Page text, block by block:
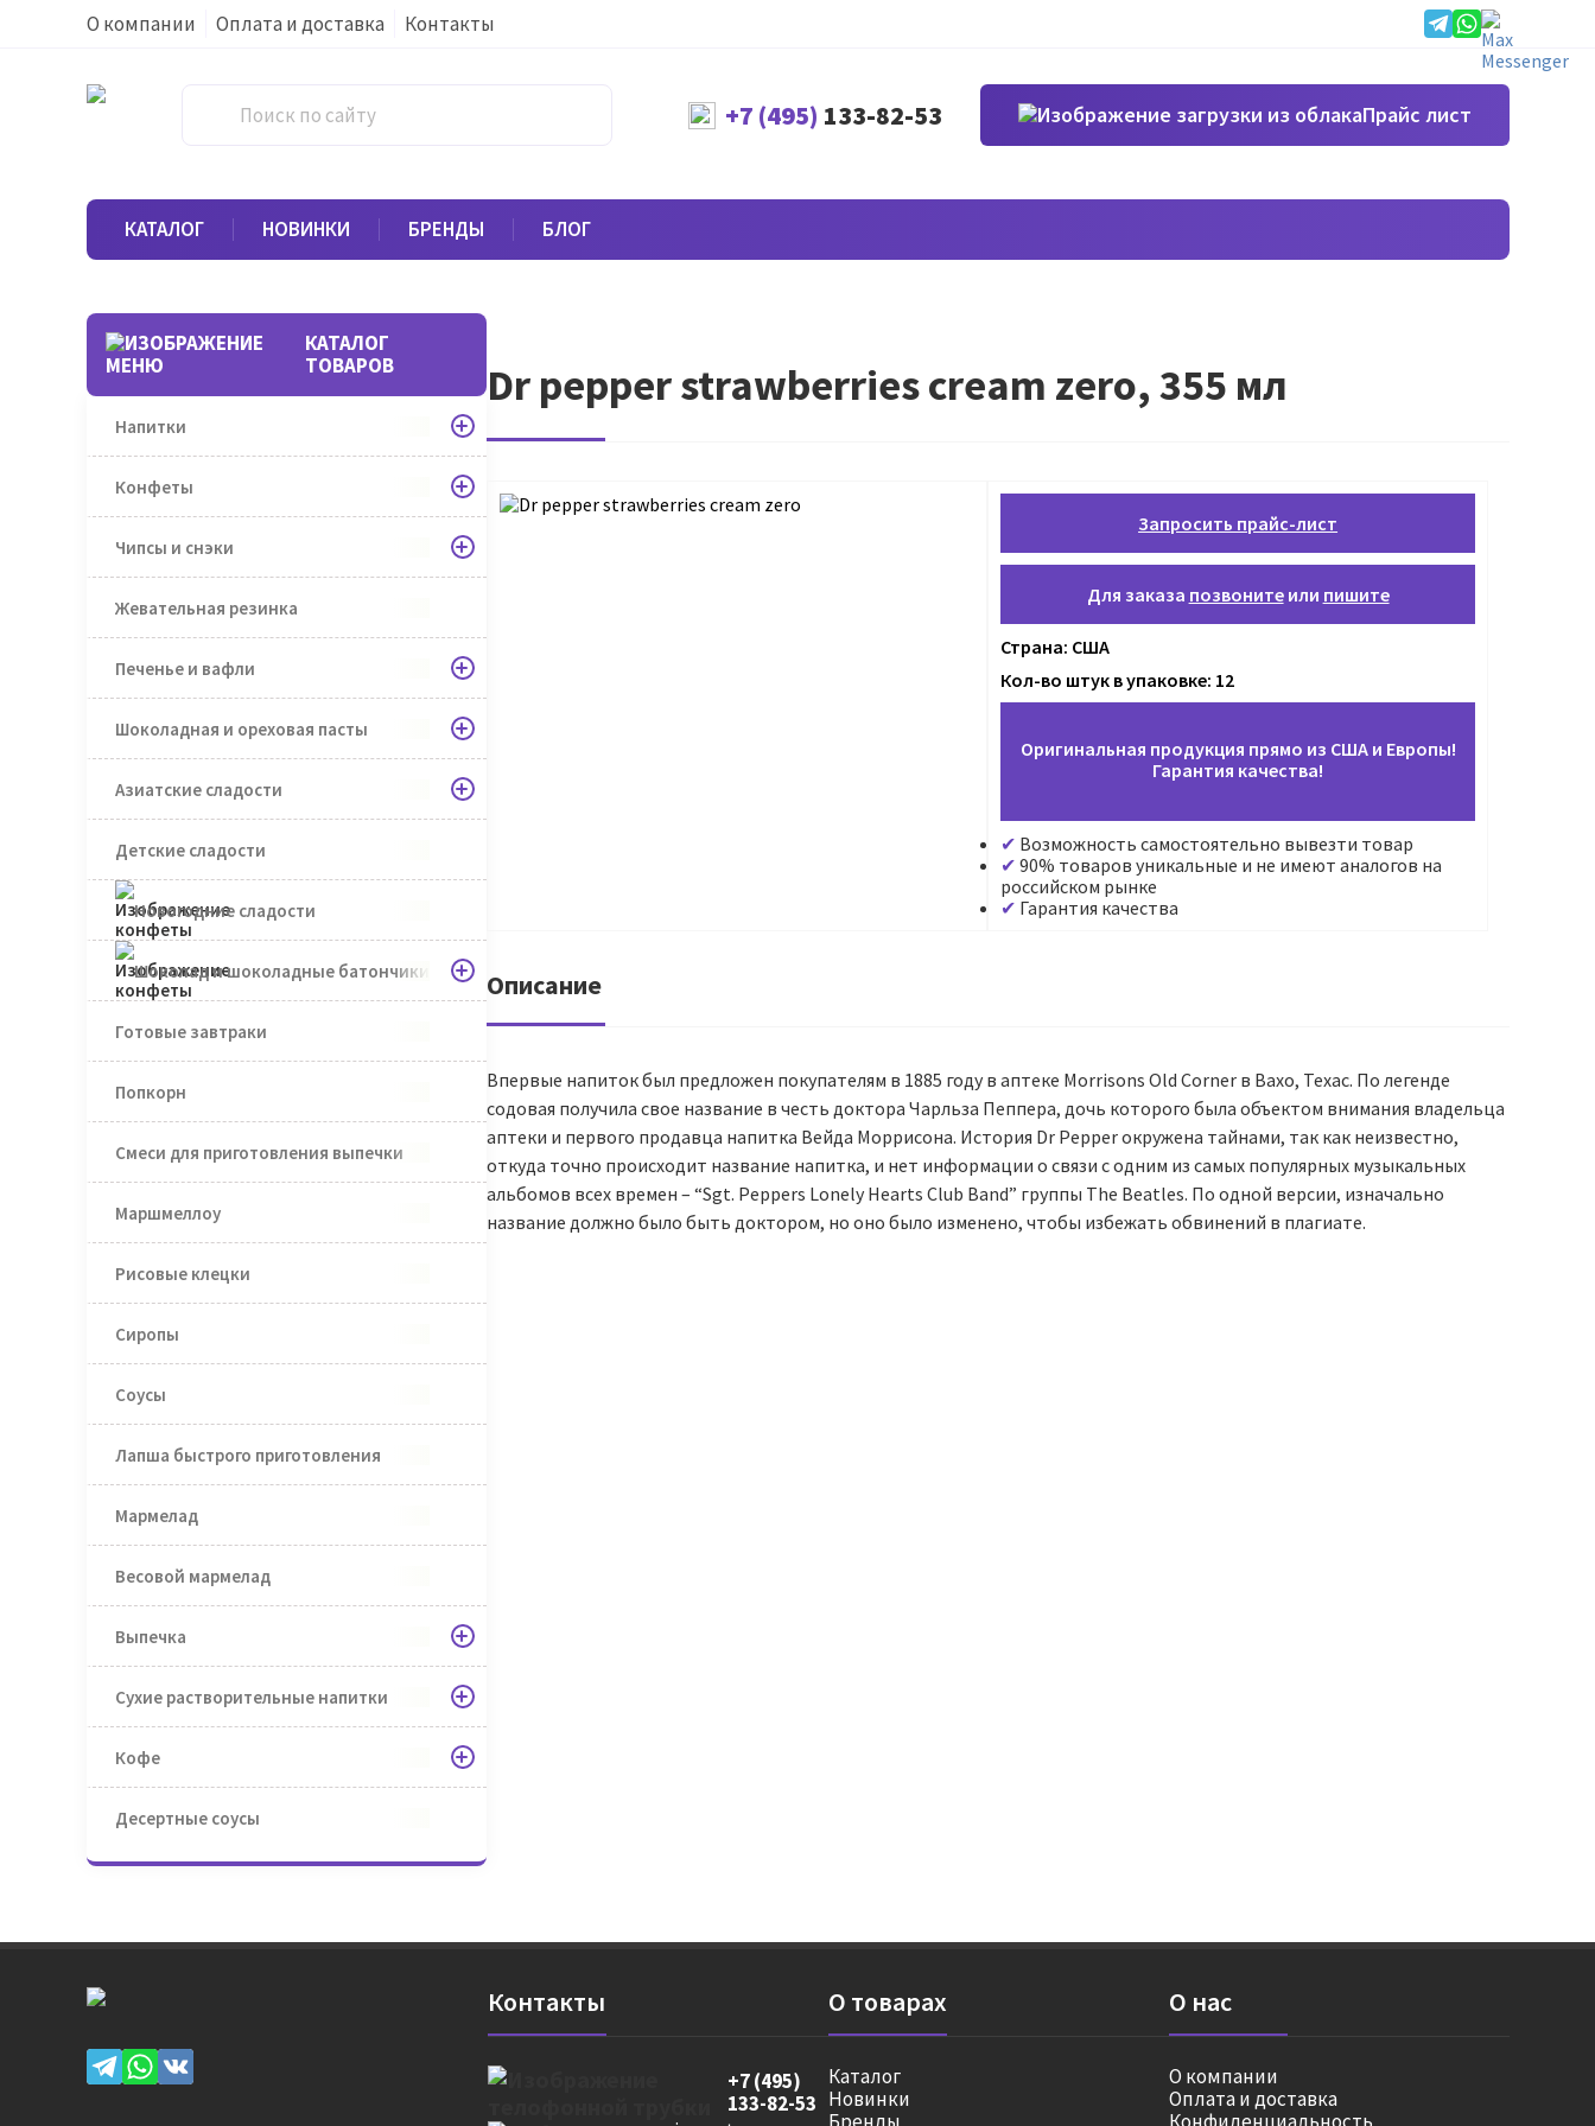
О компании Оплата и доставка Контакты
+7 (495) 133-82-53 Прайс лист
КАТАЛОГ НОВИНКИ БРЕНДЫ БЛОГ
КАТАЛОГ
ТОВАРОВ
Напитки
Конфеты
Чипсы и снэки
Жевательная резинка
Печенье и вафли
Шоколадная и ореховая пасты
Азиатские сладости
Детские сладости
Новогодние сладости
Шоколад и шоколадные батончики
Готовые завтраки
Попкорн
Смеси для приготовления выпечки
Маршмеллоу
Рисовые клецки
Сиропы
Соусы
Лапша быстрого приготовления
Мармелад
Весовой мармелад
Выпечка
Сухие растворительные напитки
Кофе
Десертные соусы
Dr pepper strawberries cream zero, 355 мл
Запросить прайс-лист
Для заказа позвонитеили пишите
Страна: США
Кол-во штук в упаковке: 12
Оригинальная продукция прямо из США и Европы!
Гарантия качества!
Возможность самостоятельно вывезти товар
90% товаров уникальные и не имеют аналогов на
российском рынке
Гарантия качества
Описание
Впервые напиток был предложен покупателям в 1885 году в аптеке Morrisons Old Corner в Вахо, Техас. По легенде
содовая получила свое название в честь доктора Чарльза Пеппера, дочь которого была объектом внимания владельца
аптеки и первого продавца напитка Вейда Моррисона. История Dr Pepper окружена тайнами, так как неизвестно,
откуда точно происходит название напитка, и нет информации о связи с одним из самых популярных музыкальных
альбомов всех времен – “Sgt. Peppers Lonely Hearts Club Band” группы The Beatles. По одной версии, изначально
название должно было быть доктором, но оно было изменено, чтобы избежать обвинений в плагиате.
Контакты
+7 (495)
133-82-53
О товарах
Каталог
Новинки
О нас
О компании
Оплата и доставка